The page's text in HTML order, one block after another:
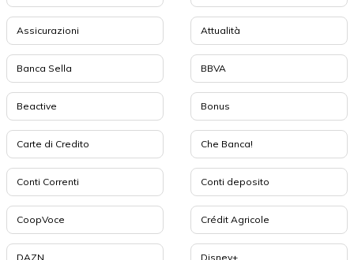
Assicurazioni Attualità
Banca Sella BBVA
Beactive Bonus
Carte di Credito Che Banca!
Conti Correnti Conti deposito
CoopVoce Crédit Agricole
DAZN Disney+